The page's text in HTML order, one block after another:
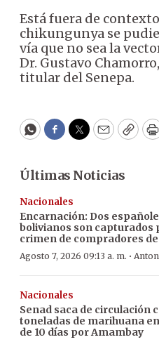
Está fuera de
chikungunya se
vía que no sea la
Dr. Gustavo Chamorro,
titular del Senepa.
WhatsApp
Facebook
Twitter
EmailCopy
Últimas Noticias
Nacionales
Encarnación: Dos
bolivianos son capturados
crimen de compradores
Agosto 7, 2026 09:13 a. m. ·
Nacionales
Senad saca de circulación
toneladas de marihuana
de 10 días por Amambay